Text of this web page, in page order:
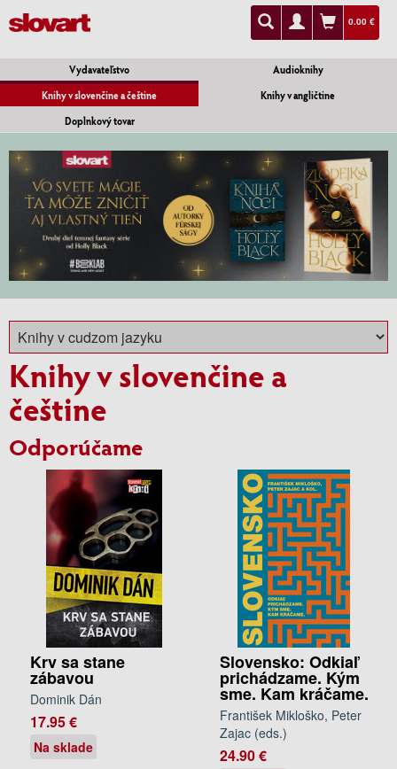
0.00 €
Vydavateľstvo
Audioknihy
Knihy v slovenčine a češtine
Knihy v angličtine
Doplnkový tovar
Knihy v slovenčine a
češtine
Odporúčame
Krv sa stane
zábavou
Dominik Dán
17.95 €
Na sklade
Slovensko: Odkiaľ
prichádzame. Kým
sme. Kam kráčame.
František Mikloško, Peter
Zajac (eds.)
24.90 €